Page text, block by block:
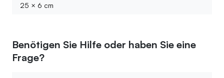
25 × 6 cm
Benötigen Sie Hilfe oder haben Sie eine
Frage?